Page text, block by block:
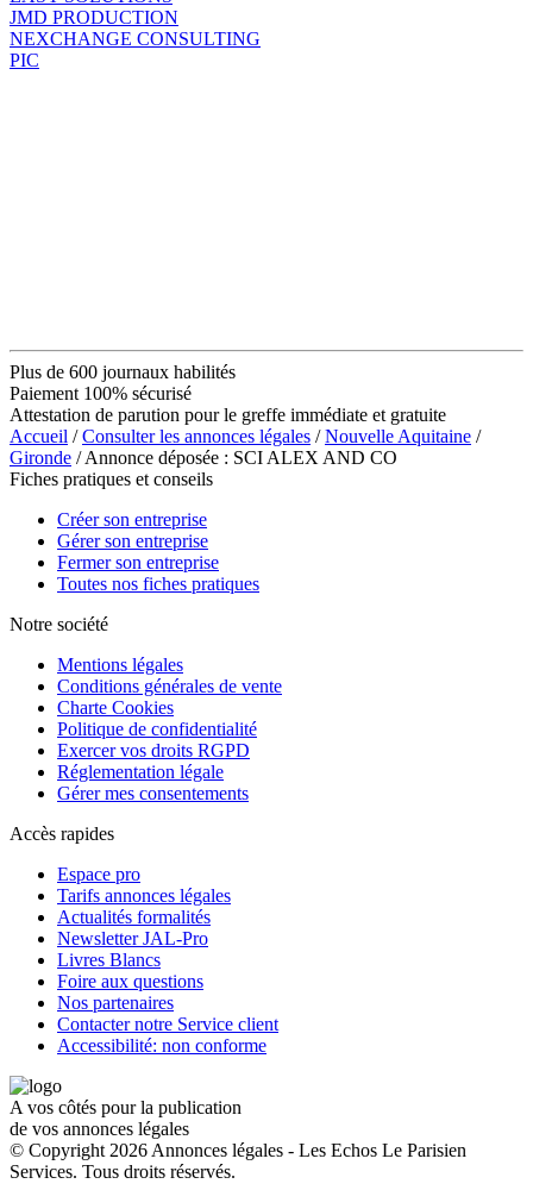
JMD PRODUCTION
NEXCHANGE CONSULTING
PIC
Plus de 600 journaux habilités
Paiement 100% sécurisé
Attestation de parution pour le greffe immédiate et gratuite
Accueil /Consulter les annonces légales /Nouvelle Aquitaine /
Gironde / Annonce déposée : SCI ALEX AND CO
Fiches pratiques et conseils
Créer son entreprise
Gérer son entreprise
Fermer son entreprise
Toutes nos fiches pratiques
Notre société
Mentions légales
Conditions générales de vente
Charte Cookies
Politique de confidentialité
Exercer vos droits RGPD
Réglementation légale
Gérer mes consentements
Accès rapides
Espace pro
Tarifs annonces légales
Actualités formalités
Newsletter JAL-Pro
Livres Blancs
Foire aux questions
Nos partenaires
Contacter notre Service client
Accessibilité: non conforme
A vos côtés pour la publication
de vos annonces légales
© Copyright 2026 Annonces légales - Les Echos Le Parisien
Services. Tous droits réservés.